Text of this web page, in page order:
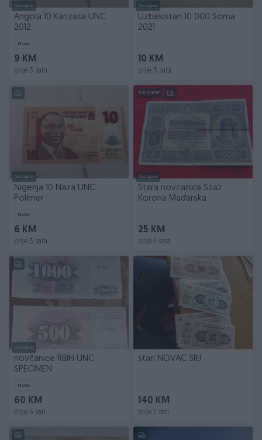
Dostupno
Angola 10 Kanzasa UNC
2012
Novo
9 KM
prije 3 sata
Dostupno
Uzbekistan 10 000 Soma
2021
10 KM
prije 3 sata
Dostupno
Nigerija 10 Naira UNC
Polimer
Novo
6 KM
prije 3 sata
PIK SHOP
Dostupno
Stara novcanica Szaz
Korona Mađarska
25 KM
prije 4 sata
Dostupno
novčanice RBIH UNC
SPECIMEN
Novo
60 KM
prije 6 sati
stari NOVAC SRJ
140 KM
prije 7 sati